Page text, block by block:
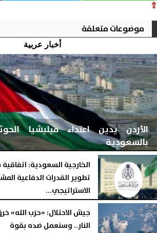
⇧
موضوعات متعلقة
أخبار عربية
الأردن يدين اعتداء ميليشيا
بالسعودية
الجمعة، 7 أغسطس 2026 05:46 مـ
الخارجية السعودية: اتفاقية
تطوير القدرات الدفاعية
الاستراتيجي...
الجمعة، 7 أغسطس 2026
جيش الاحتلال: «حزب الله»
النار.. وسنعمل ضده بقوة